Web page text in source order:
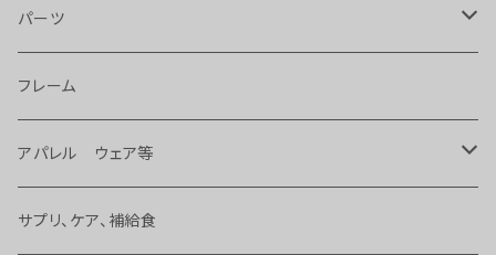
パーツ
ライト
タイヤ、チューブ 等
ハンドル、ステム、バーテープ 等
フレーム
アパレル ウェア等
バッグ
サプリ、ケア、補給食